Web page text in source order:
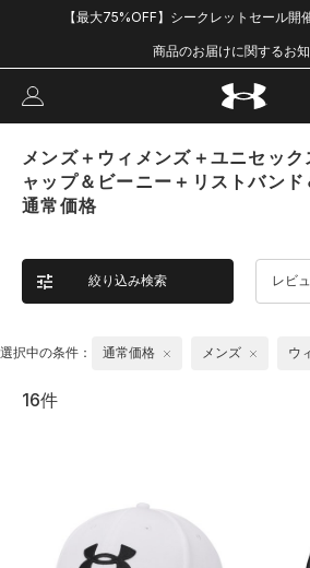
【最大75%OFF】シークレットセール開
商品のお届けに関するお
メンズ＋ウィメンズ＋ユニセッ
ャップ＆ビーニー＋リストバンド
通常価格
絞り込み検索 レビ
選択中の条件： 通常価格 メンズ ウ
16件